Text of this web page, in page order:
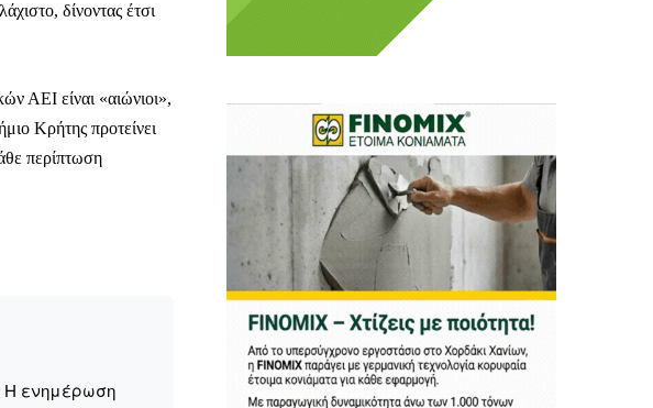
το κάνεις:
της δημοσιογραφίας μας.
δίνοντας έτσι
ΑΕΙ είναι «αιώνιοι»,
Κρήτης προτείνει
περίπτωση
Η ενημέρωση